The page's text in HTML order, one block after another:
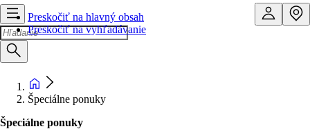
Preskočiť na hlavný obsah
Preskočiť na vyhľadávanie
Špeciálne ponuky
Špeciálne ponuky